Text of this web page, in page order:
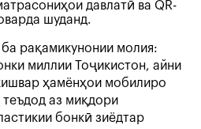
давлатӣ ва QR-
шуданд.
рақамикунонии молия:
миллии Тоҷикистон, айни
ҳамёнҳои мобилиро
аз миқдори
бонкӣ зиёдтар